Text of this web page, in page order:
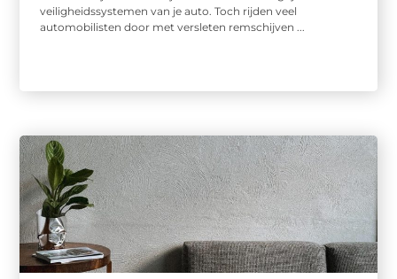
veiligheidssystemen van je auto. Toch rijden veel
automobilisten door met versleten remschijven ...